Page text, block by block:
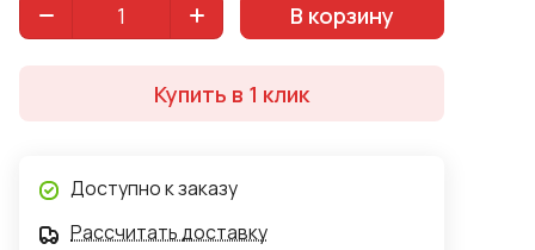
В корзину
Купить в 1 клик
Доступно к заказу
Рассчитать доставку